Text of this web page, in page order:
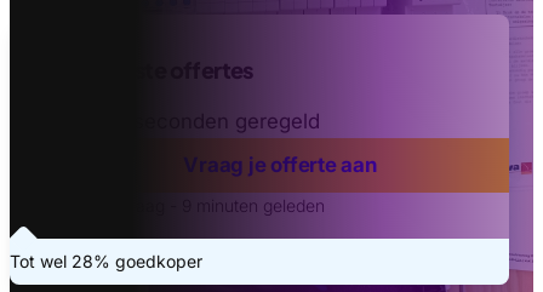
Vind de beste offertes
Binnen 20 seconden geregeld
Vraag je offerte aan
Laatste aanvraag - 9 minuten geleden
Tot wel 28% goedkoper